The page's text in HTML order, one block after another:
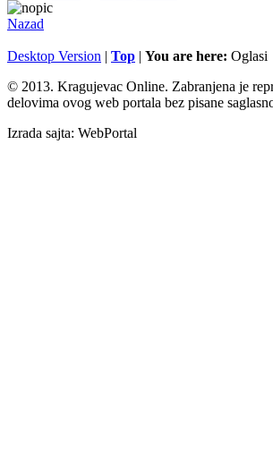
Nazad
Desktop Version | Top | You are here: Oglasi
© 2013. Kragujevac Online. Zabranjena je
delovima ovog web portala bez pisane
Izrada sajta: WebPortal